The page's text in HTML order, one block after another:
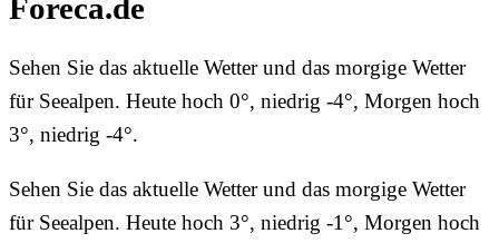
Foreca.de
Sehen Sie das aktuelle Wetter und das morgige Wetter
für Seealpen. Heute hoch 0°, niedrig -4°, Morgen hoch
3°, niedrig -4°.
Sehen Sie das aktuelle Wetter und das morgige Wetter
für Seealpen. Heute hoch 3°, niedrig -1°, Morgen hoch